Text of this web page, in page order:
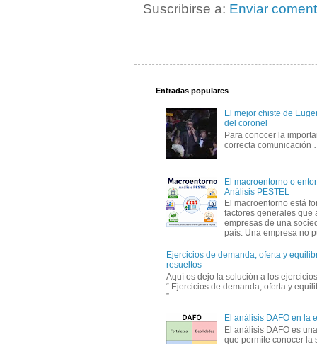
Suscribirse a: Enviar
Entradas populares
El mejor chiste de
del coronel
Para conocer la
correcta
El macroentorno o
Análisis PESTEL
El macroentorno está
factores generales que
empresas de una
país. Una empresa no
Ejercicios de demanda, oferta y
resueltos
Aquí os dejo la solución a los
“ Ejercicios de demanda, oferta y
”
El análisis DAFO en la
El análisis DAFO es
que permite conocer la